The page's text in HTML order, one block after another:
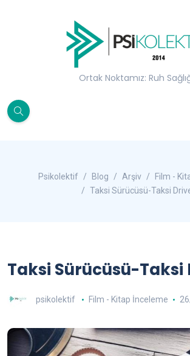
Ortak Noktamız: Ruh
Psikolektif Blog Arşiv
Film -
Taksi Sürücüsü-Taksi
Taksi Sürücüsü-Taksi
psikolektif Film - Kitap İnceleme